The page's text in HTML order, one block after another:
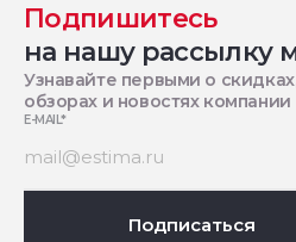
Подпишитесь
на нашу рассылку
Узнавайте первыми о
обзорах и новостях компании
E-MAIL*
Подписаться